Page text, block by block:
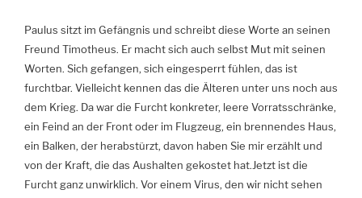
Paulus sitzt im Gefängnis und schreibt diese Worte an seinen
Freund Timotheus. Er macht sich auch selbst Mut mit seinen
Worten. Sich gefangen, sich eingesperrt fühlen, das ist
furchtbar. Vielleicht kennen das die Älteren unter uns noch aus
dem Krieg. Da war die Furcht konkreter, leere Vorratsschränke,
ein Feind an der Front oder im Flugzeug, ein brennendes Haus,
ein Balken, der herabstürzt, davon haben Sie mir erzählt und
von der Kraft, die das Aushalten gekostet hat.Jetzt ist die
Furcht ganz unwirklich. Vor einem Virus, den wir nicht sehen